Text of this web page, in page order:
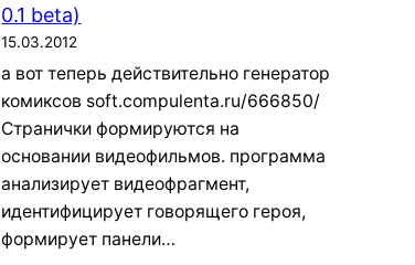
0.1 beta)
15.03.2012
а вот теперь действительно генератор
комиксов soft.compulenta.ru/666850/
Странички формируются на
основании видеофильмов. программа
анализирует видеофрагмент,
идентифицирует говорящего героя,
формирует панели…